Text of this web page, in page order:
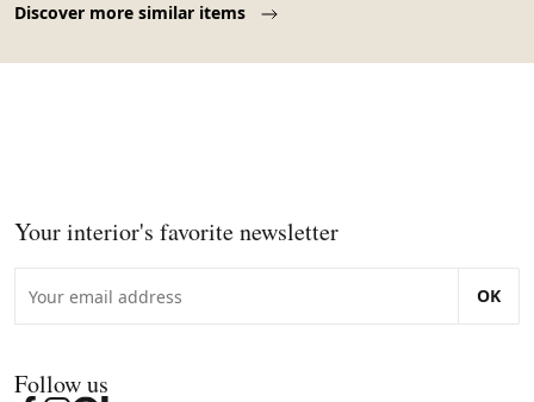
Discover more similar items
Your interior's favorite newsletter
OK
Follow us